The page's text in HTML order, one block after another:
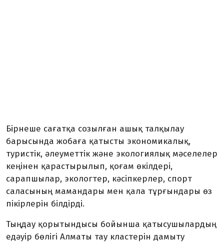
Бірнеше сағатқа созылған ашық талқылау
барысында жобаға қатысты экономикалық,
туристік, әлеуметтік және экологиялық мәселелер
кеңінен қарастырылып, қоғам өкілдері,
сарапшылар, экологтер, кәсіпкерлер, спорт
саласының мамандары мен қала тұрғындары өз
пікірлерін білдірді.
Тыңдау қорытындысы бойынша қатысушылардың
едәуір бөлігі Алматы тау кластерін дамыту